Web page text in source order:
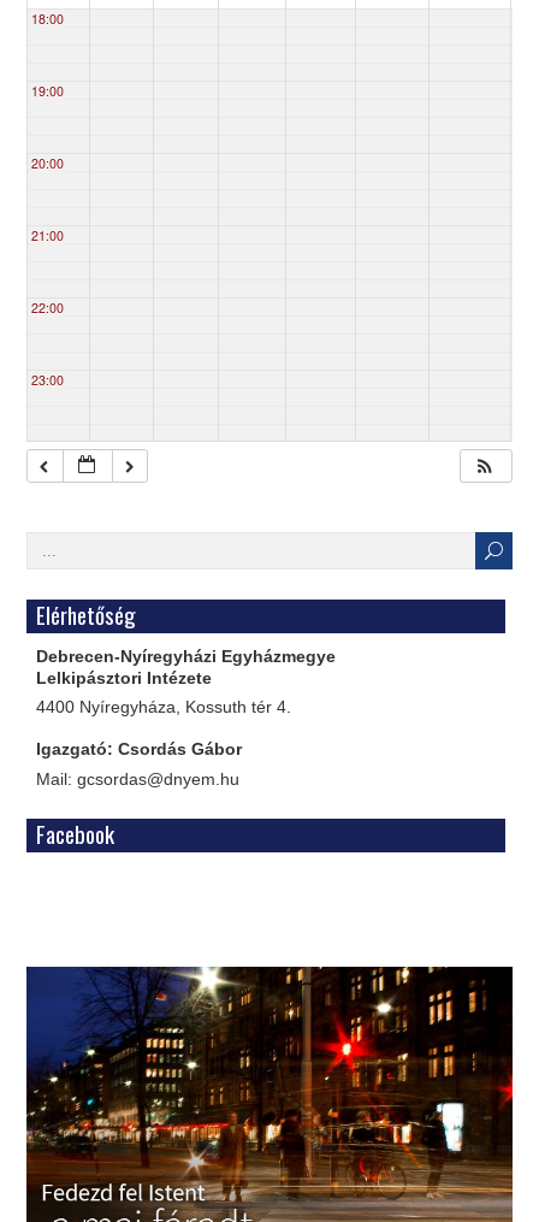
18:00
19:00
20:00
21:00
22:00
23:00
Elérhetőség
Debrecen-Nyíregyházi Egyházmegye
Lelkipásztori Intézete
4400 Nyíregyháza, Kossuth tér 4.
Igazgató: Csordás Gábor
Mail: gcsordas@dnyem.hu
Facebook